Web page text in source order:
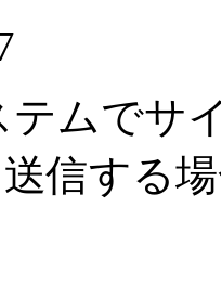
テムでサ
信する